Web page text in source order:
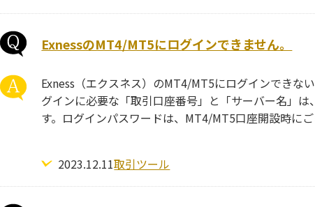
ExnessのMT4/MT5にログインできません。
Exness（エクスネス）のMT4/MT5にログインできな
グインに必要な「取引口座番号」と「サーバー名」
す。ログインパスワードは、MT4/MT5口座開設時に
2023.12.11取引ツール